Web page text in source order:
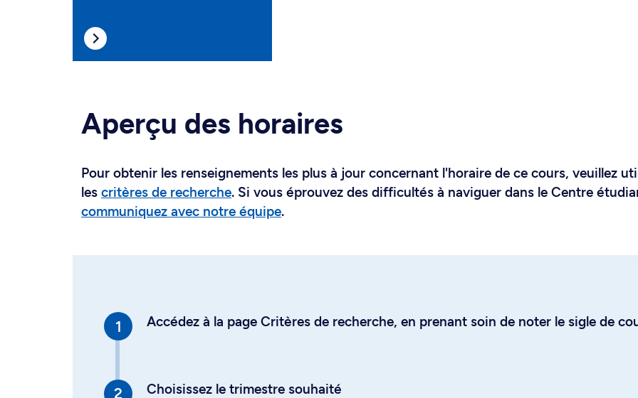
Aperçu des horaires
Pour obtenir les renseignements les plus à jour concernant l'horaire de ce cours, veuillez
les critères de recherche. Si vous éprouvez des difficultés à naviguer dans le Centre
communiquez avec notre équipe.
Accédez à la page Critères de recherche, en prenant soin de noter le sigle de
Choisissez le trimestre souhaité